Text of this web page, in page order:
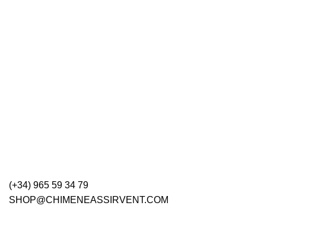
(+34) 965 59 34 79
SHOP@CHIMENEASSIRVENT.COM